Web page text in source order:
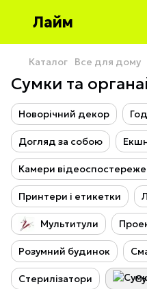
Лайм
Каталог Все для дому
Сумки та
Новорічний декор
Догляд за собою
Камери
Принтери і етикетки
Мультитули
Розумний будинок
Стерилізатори